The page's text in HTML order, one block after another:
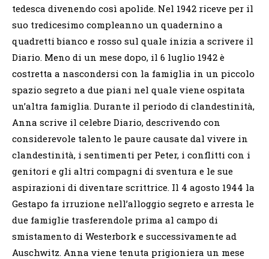
tedesca divenendo così apolide. Nel 1942 riceve per il
suo tredicesimo compleanno un quadernino a
quadretti bianco e rosso sul quale inizia a scrivere il
Diario. Meno di un mese dopo, il 6 luglio 1942 è
costretta a nascondersi con la famiglia in un piccolo
spazio segreto a due piani nel quale viene ospitata
un’altra famiglia. Durante il periodo di clandestinità,
Anna scrive il celebre Diario, descrivendo con
considerevole talento le paure causate dal vivere in
clandestinità, i sentimenti per Peter, i conflitti con i
genitori e gli altri compagni di sventura e le sue
aspirazioni di diventare scrittrice. Il 4 agosto 1944 la
Gestapo fa irruzione nell’alloggio segreto e arresta le
due famiglie trasferendole prima al campo di
smistamento di Westerbork e successivamente ad
Auschwitz. Anna viene tenuta prigioniera un mese